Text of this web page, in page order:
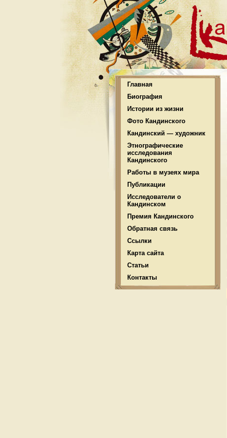
Главная
Биография
Истории из жизни
Фото Кандинского
Кандинский — художник
Этнографические
исследования
Кандинского
Работы в музеях мира
Публикации
Исследователи о
Кандинском
Премия Кандинского
Обратная связь
Ссылки
Карта сайта
Статьи
Контакты